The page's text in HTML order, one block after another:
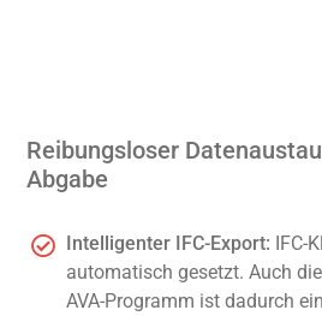
Reibungsloser
Abgabe
Intelligenter IFC-Export: IFC-
automatisch gesetzt. Auch
AVA-Programm ist dadurch